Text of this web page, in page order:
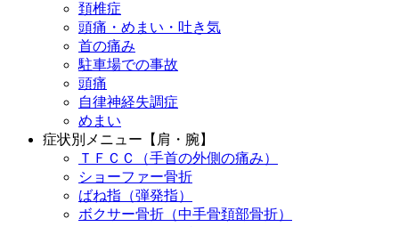
頚椎症
頭痛・めまい・吐き気
首の痛み
駐車場での事故
頭痛
自律神経失調症
めまい
症状別メニュー【肩・腕】
ＴＦＣＣ（手首の外側の痛み）
ショーファー骨折
ばね指（弾発指）
ボクサー骨折（中手骨頚部骨折）